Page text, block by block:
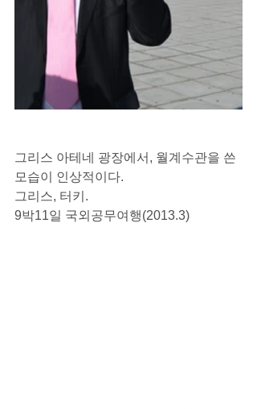
그리스 아테네 광장에서, 월계수관을 쓴
모습이 인상적이다.
그리스, 터키.
9박11일 국외공무여행(2013.3)